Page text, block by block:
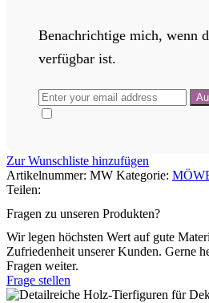
Benachrichtige mich, wenn
verfügbar ist.
Zur Wunschliste hinzufügen
Artikelnummer: MW Kategorie:
Teilen:
Fragen zu unseren Produkten?
Wir legen höchsten Wert auf gute
Zufriedenheit unserer Kunden. Gerne
Fragen weiter.
Frage stellen